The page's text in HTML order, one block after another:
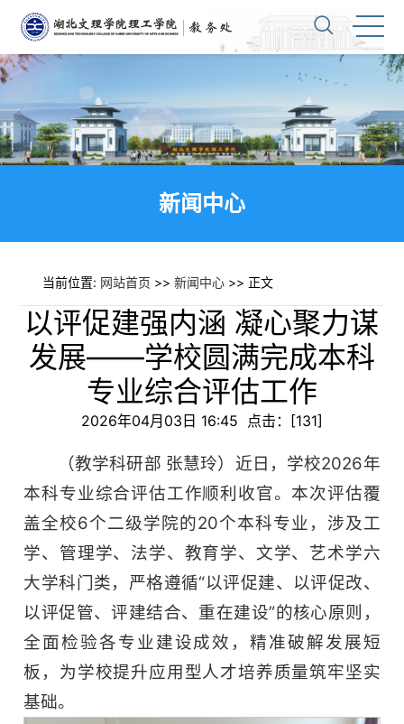
新闻中心
当前位置: 网站首页 >>新闻中心 >> 正文
以评促建强内涵 凝心聚力谋
发展——学校圆满完成本科
专业综合评估工作
2026年04月03日 16:45 点击：[131]
（教学科研部 张慧玲）近日，学校2026年
本科专业综合评估工作顺利收官。本次评估覆
盖全校6个二级学院的20个本科专业，涉及工
学、管理学、法学、教育学、文学、艺术学六
大学科门类，严格遵循“以评促建、以评促改、
以评促管、评建结合、重在建设”的核心原则，
全面检验各专业建设成效，精准破解发展短
板，为学校提升应用型人才培养质量筑牢坚实
基础。